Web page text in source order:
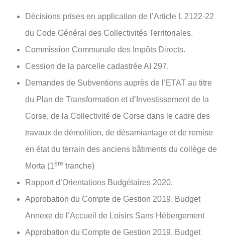
Décisions prises en application de l’Article L 2122-22
du Code Général des Collectivités Territoriales.
Commission Communale des Impôts Directs.
Cession de la parcelle cadastrée AI 297.
Demandes de Subventions auprès de l’ETAT au titre
du Plan de Transformation et d’Investissement de la
Corse, de la Collectivité de Corse dans le cadre des
travaux de démolition, de désamiantage et de remise
en état du terrain des anciens bâtiments du collège de
Morta (1ère tranche)
Rapport d’Orientations Budgétaires 2020.
Approbation du Compte de Gestion 2019. Budget
Annexe de l’Accueil de Loisirs Sans Hébergement
Approbation du Compte de Gestion 2019. Budget